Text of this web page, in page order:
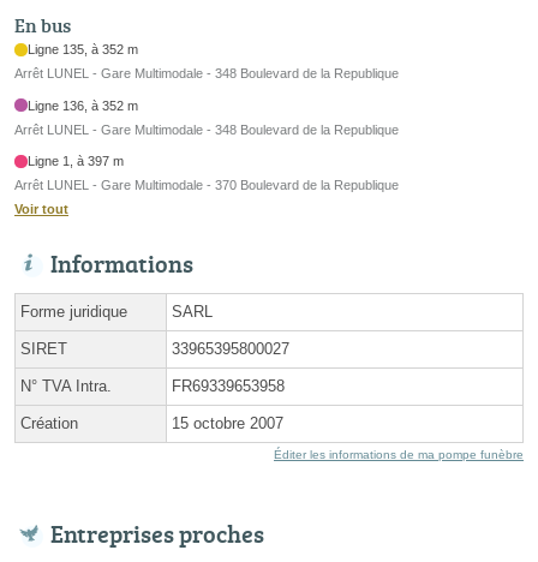
En bus
Ligne 135, à 352 m
Arrêt LUNEL - Gare Multimodale - 348 Boulevard de la Republique
Ligne 136, à 352 m
Arrêt LUNEL - Gare Multimodale - 348 Boulevard de la Republique
Ligne 1, à 397 m
Arrêt LUNEL - Gare Multimodale - 370 Boulevard de la Republique
Voir tout
Informations
Forme juridique SARL
SIRET 33965395800027
N° TVA Intra. FR69339653958
Création 15 octobre 2007
Éditer les informations de ma pompe funèbre
Entreprises proches